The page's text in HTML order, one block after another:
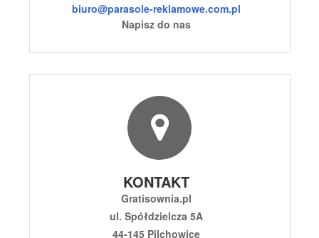
biuro@parasole-reklamowe.com.pl
Napisz do nas
KONTAKT
Gratisownia.pl
ul. Spółdzielcza 5A
44-145 Pilchowice